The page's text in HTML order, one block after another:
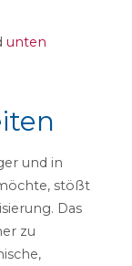
unten
und in
stößt
Das
zu